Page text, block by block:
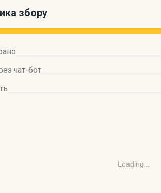
збору
чат-бот
Loading...